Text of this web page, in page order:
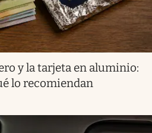
y la tarjeta en aluminio:
lo recomiendan